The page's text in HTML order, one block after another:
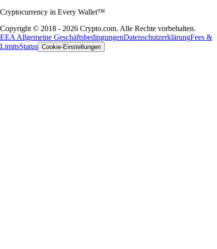
Cryptocurrency in Every Wallet™
Copyright © 2018 - 2026 Crypto.com. Alle Rechte vorbehalten.
EEA Allgemeine GeschäftsbedingungenDatenschutzerklärungFees &
LimitsStatus Cookie-Einstellungen